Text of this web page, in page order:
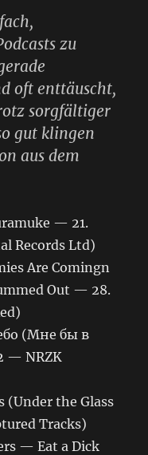
zu
oft enttäuscht,
sorgfältiger
gut klingen
aus dem
— 21.
Records Ltd)
Are Comingn
Out — 28.
(Мне бы в
— NRZK
(Under the Glass
Tracks)
— Eat a Dick